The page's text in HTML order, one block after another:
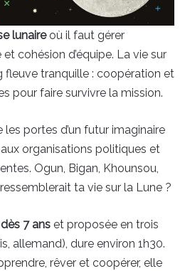
lunaireoù il faut gérer
cohésion d’équipe. La vie sur
fleuve tranquille : coopération et
pour faire survivre la mission.
les portes d’un futur imaginaire
aux organisations politiques et
Ogun, Bigan, Khounsou,
ta vie sur la Lune ?
7 ans et proposée en trois
allemand), dure environ 1h30.
rêver et coopérer, elle